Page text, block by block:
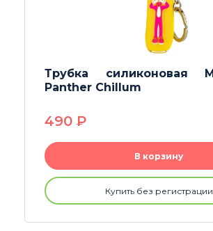
Трубка Starbucks
650 P
В корзину
Купить без регистрации